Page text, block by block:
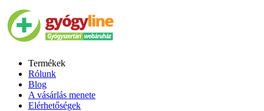
Termékek
Rólunk
Blog
A vásárlás menete
Elérhetőségek